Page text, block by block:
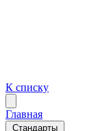
К списку
Главная
Стандарты